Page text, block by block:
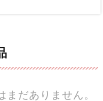
まだありません。